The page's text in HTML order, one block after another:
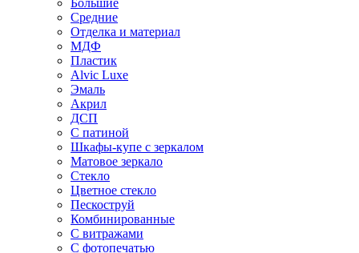
Большие
Средние
Отделка и материал
МДФ
Пластик
Alvic Luxe
Эмаль
Акрил
ДСП
С патиной
Шкафы-купе с зеркалом
Матовое зеркало
Стекло
Цветное стекло
Пескоструй
Комбинированные
С витражами
С фотопечатью